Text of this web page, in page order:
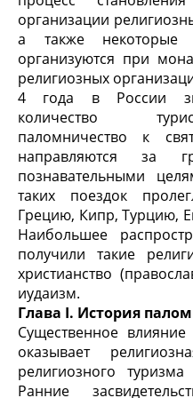
организации
а также некоторые
организуются при
религиозных
4 года в России
количество
паломничество к
направляются за
познавательными
таких поездок
Грецию, Кипр, Турцию,
Наибольшее
получили такие
христианство
иудаизм.
Глава I. История
Существенное
оказывает
религиозного
Ранние